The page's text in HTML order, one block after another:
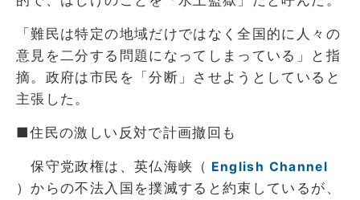
「難民は特定の地域だけではなく全国的に人々の
意見を二分する問題になってしまっている」と指
摘。政府は市民を「分断」させようとしていると
主張した。
■住民の激しい反対で計画撤回も
保守党政権は、英仏海峡（ English Channel
）からの不法入国を撲滅すると約束しているが、